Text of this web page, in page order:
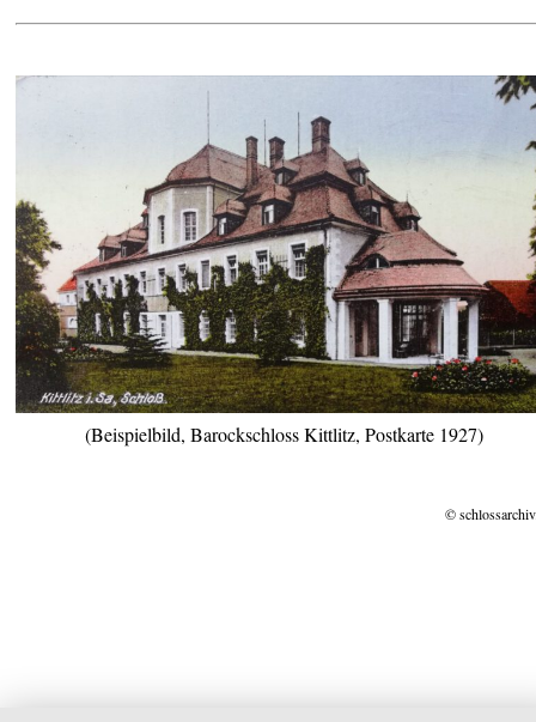
(Beispielbild, Barockschloss Kittlitz, Postkarte 1927)
©